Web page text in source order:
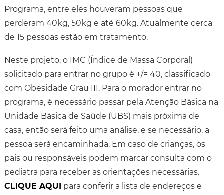
Programa, entre eles houveram pessoas que
perderam 40kg, 50kg e até 60kg. Atualmente cerca
de 15 pessoas estão em tratamento.
Neste projeto, o IMC (Índice de Massa Corporal)
solicitado para entrar no grupo é +/= 40, classificado
com Obesidade Grau III. Para o morador entrar no
programa, é necessário passar pela Atenção Básica na
Unidade Básica de Saúde (UBS) mais próxima de
casa, então será feito uma análise, e se necessário, a
pessoa será encaminhada. Em caso de crianças, os
pais ou responsáveis podem marcar consulta com o
pediatra para receber as orientações necessárias.
CLIQUE AQUI para conferir a lista de endereços e